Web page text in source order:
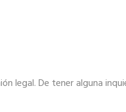
legal. De tener alguna